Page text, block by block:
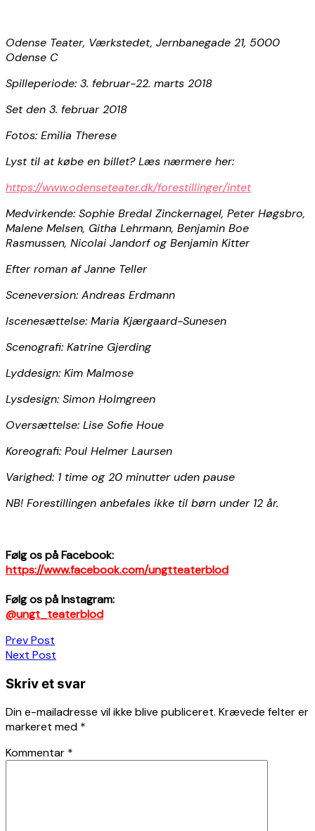
Odense Teater, Værkstedet, Jernbanegade 21, 5000
Odense C
Spilleperiode: 3. februar-22. marts 2018
Set den 3. februar 2018
Fotos: Emilia Therese
Lyst til at købe en billet? Læs nærmere her:
https://www.odenseteater.dk/forestillinger/intet
Medvirkende: Sophie Bredal Zinckernagel, Peter Høgsbro,
Malene Melsen, Githa Lehrmann, Benjamin Boe
Rasmussen, Nicolai Jandorf og Benjamin Kitter
Efter roman af Janne Teller
Sceneversion: Andreas Erdmann
Iscenesættelse: Maria Kjærgaard-Sunesen
Scenografi: Katrine Gjerding
Lyddesign: Kim Malmose
Lysdesign: Simon Holmgreen
Oversættelse: Lise Sofie Houe
Koreografi: Poul Helmer Laursen
Varighed: 1 time og 20 minutter uden pause
NB! Forestillingen anbefales ikke til børn under 12 år.
Følg os på Facebook:
https://www.facebook.com/ungtteaterblod
Følg os på Instagram:
@ungt_teaterblod
Indlægsnavigation
Prev Post
Next Post
Skriv et svar
Din e-mailadresse vil ikke blive publiceret. Krævede felter er
markeret med *
Kommentar *